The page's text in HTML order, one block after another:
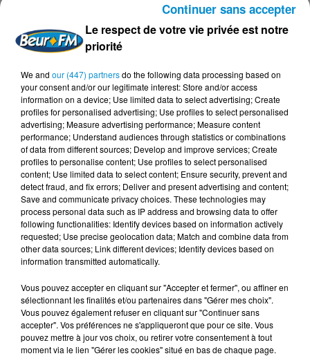
Les Zinformés, le rendez-vous avec l'actualité !
DERNIERS PODCASTS
24 juillet 2026
Les Zinformés - 24/07/26
23 juillet 2026
Les Zinformés - 23/07/26
Le respect de votre vie privée est notre
priorité
We and our (447) partnersdo the following data processing based on
your consent and/or our legitimate interest: Store and/or access
information on a device; Use limited data to select advertising; Create
profiles for personalised advertising; Use profiles to select personalised
advertising; Measure advertising performance; Measure content
performance; Understand audiences through statistics or combinations
of data from different sources; Develop and improve services; Create
profiles to personalise content; Use profiles to select personalised
content; Use limited data to select content; Ensure security, prevent and
detect fraud, and fix errors; Deliver and present advertising and content;
Save and communicate privacy choices. These technologies may
process personal data such as IP address and browsing data to offer
following functionalities: Identify devices based on information actively
requested; Use precise geolocation data; Match and combine data from
other data sources; Link different devices; Identify devices based on
information transmitted automatically.
Vous pouvez accepter en cliquant sur "Accepter et fermer", ou affiner en
sélectionnant les finalités et/ou partenaires dans "Gérer mes choix".
Vous pouvez également refuser en cliquant sur "Continuer sans
accepter". Vos préférences ne s'appliqueront que pour ce site. Vous
pouvez mettre à jour vos choix, ou retirer votre consentement à tout
moment via le lien "Gérer les cookies" situé en bas de chaque page.
Continuer sans accepter